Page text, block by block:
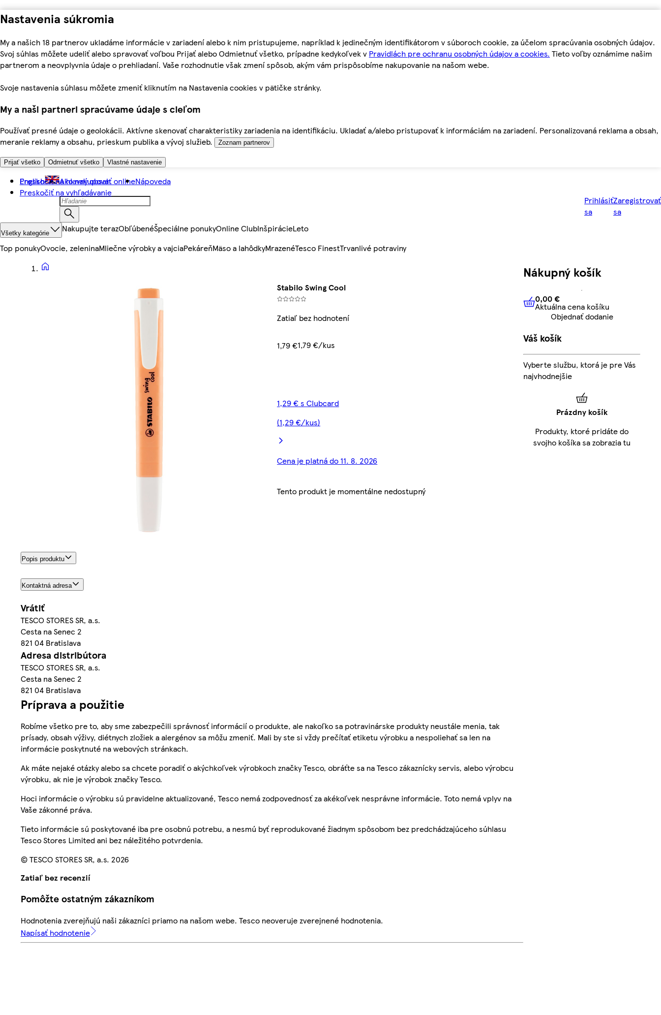
Nastavenia súkromia
My a našich 18 partnerov ukladáme informácie v zariadení alebo k nim pristupujeme, napríklad k jedinečným identifikátorom v súboroch cookie, za účelom spracúvania osobných údajov.
Svoj súhlas môžete udeliť alebo spravovať voľbou Prijať alebo Odmietnuť všetko, prípadne kedykoľvek v Pravidlách pre ochranu osobných údajov a cookies. Tieto voľby oznámime našim
partnerom a neovplyvnia údaje o prehliadaní. Vaše rozhodnutie však zmení spôsob, akým vám prispôsobíme nakupovanie na našom webe.
Svoje nastavenia súhlasu môžete zmeniť kliknutím na Nastavenia cookies v pätičke stránky.
My a naši partneri spracúvame údaje s cieľom
Používať presné údaje o geolokácii. Aktívne skenovať charakteristiky zariadenia na identifikáciu. Ukladať a/alebo pristupovať k informáciám na zariadení. Personalizovaná reklama a obsah,
meranie reklamy a obsahu, prieskum publika a vývoj služieb.
Zoznam partnerov
Prijať všetko Odmietnuť všetko Vlastné nastavenie
Preskočiť na hlavný obsah
Preskočiť na vyhľadávanie
English Ako nakupovať onlineNápoveda
Prihlásiť
sa
Zaregistrovať
sa
Všetky kategórie Nakupujte terazObľúbenéŠpeciálne ponukyOnline ClubInšpirácieLeto
Top ponukyOvocie, zeleninaMliečne výrobky a vajciaPekáreňMäso a lahôdkyMrazenéTesco FinestTrvanlivé potraviny
Stabilo Swing Cool
Zatiaľ bez hodnotení
1,79 €1,79 €/kus
1,29 € s Clubcard
(1,29 €/kus)
Cena je platná do 11. 8. 2026
Tento produkt je momentálne nedostupný
Popis produktu
Kontaktná adresa
Vrátiť
TESCO STORES SR, a.s.
Cesta na Senec 2
821 04 Bratislava
Adresa distribútora
TESCO STORES SR, a.s.
Cesta na Senec 2
821 04 Bratislava
Príprava a použitie
Robíme všetko pre to, aby sme zabezpečili správnosť informácií o produkte, ale nakoľko sa potravinárske produkty neustále menia, tak
prísady, obsah výživy, diétnych zložiek a alergénov sa môžu zmeniť. Mali by ste si vždy prečítať etiketu výrobku a nespoliehať sa len na
informácie poskytnuté na webových stránkach.
Ak máte nejaké otázky alebo sa chcete poradiť o akýchkoľvek výrobkoch značky Tesco, obráťte sa na Tesco zákaznícky servis, alebo výrobcu
výrobku, ak nie je výrobok značky Tesco.
Hoci informácie o výrobku sú pravidelne aktualizované, Tesco nemá zodpovednosť za akékoľvek nesprávne informácie. Toto nemá vplyv na
Vaše zákonné práva.
Tieto informácie sú poskytované iba pre osobnú potrebu, a nesmú byť reprodukované žiadnym spôsobom bez predchádzajúceho súhlasu
Tesco Stores Limited ani bez náležitého potvrdenia.
© TESCO STORES SR, a.s. 2026
Zatiaľ bez recenzií
Pomôžte ostatným zákazníkom
Hodnotenia zverejňujú naši zákazníci priamo na našom webe. Tesco neoveruje zverejnené hodnotenia.
Napísať hodnotenie
Nákupný košík
0,00 € Aktuálna cena košíku
0,00 €
Aktuálna cena košíku
Objednať dodanie
Váš košík
Vyberte službu, ktorá je pre Vás
najvhodnejšie
Prázdny košík
Produkty, ktoré pridáte do
svojho košíka sa zobrazia tu